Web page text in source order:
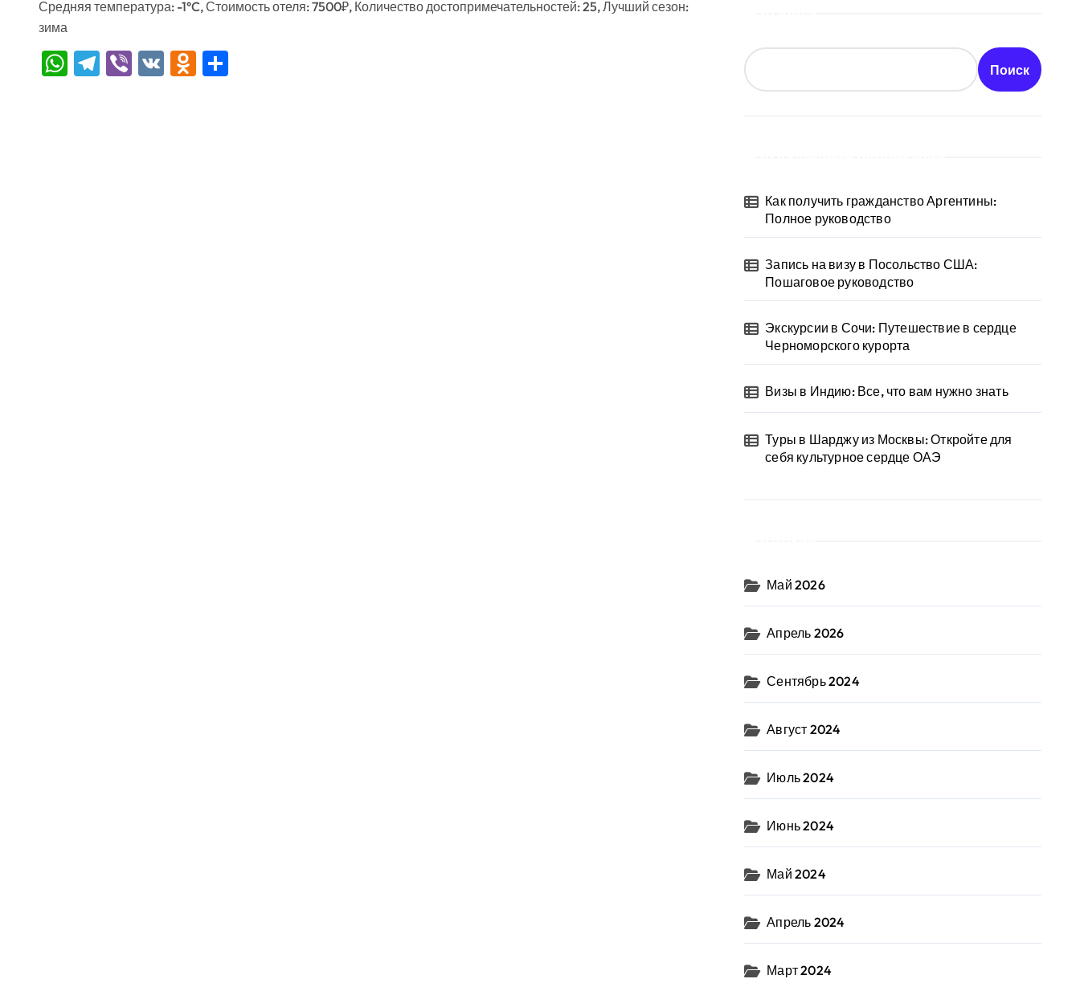
Средняя температура: -1°C, Стоимость отеля: 7500₽, Количество достопримечательностей: 25, Лучший сезон:
зима
WhatsApp
Telegram
Viber
VK Odnoklassniki Поиск
Как получить гражданство Аргентины:
Полное руководство
Запись на визу в Посольство США:
Пошаговое руководство
Экскурсии в Сочи: Путешествие в сердце
Черноморского курорта
Визы в Индию: Все, что вам нужно знать
Туры в Шарджу из Москвы: Откройте для
себя культурное сердце ОАЭ
Май 2026
Апрель 2026
Сентябрь 2024
Август 2024
Июль 2024
Июнь 2024
Май 2024
Апрель 2024
Март 2024